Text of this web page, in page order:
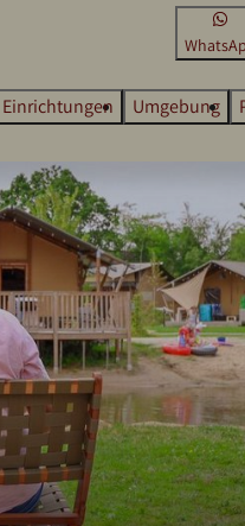
Einrichtungen Umgebung